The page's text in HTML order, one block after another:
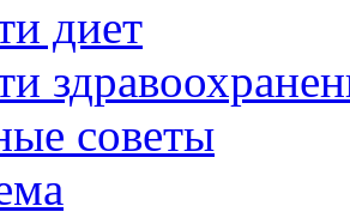
диет
советы